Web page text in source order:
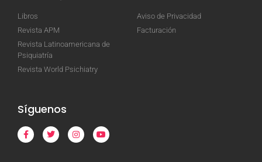
Libros
Revista APM
Revista Latinoamericana de
Psiquiatría
Revista World Psichiatry
Aviso de Privacidad
Facturación
Síguenos